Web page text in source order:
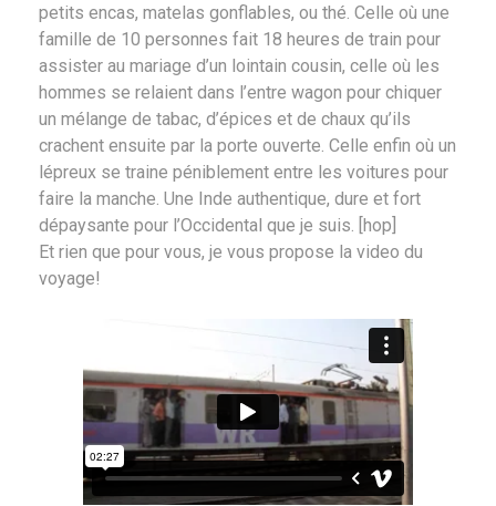
petits encas, matelas gonflables, ou thé. Celle où une
famille de 10 personnes fait 18 heures de train pour
assister au mariage d’un lointain cousin, celle où les
hommes se relaient dans l’entre wagon pour chiquer
un mélange de tabac, d’épices et de chaux qu’ils
crachent ensuite par la porte ouverte. Celle enfin où un
lépreux se traine péniblement entre les voitures pour
faire la manche. Une Inde authentique, dure et fort
dépaysante pour l’Occidental que je suis. [hop]
Et rien que pour vous, je vous propose la video du
voyage!